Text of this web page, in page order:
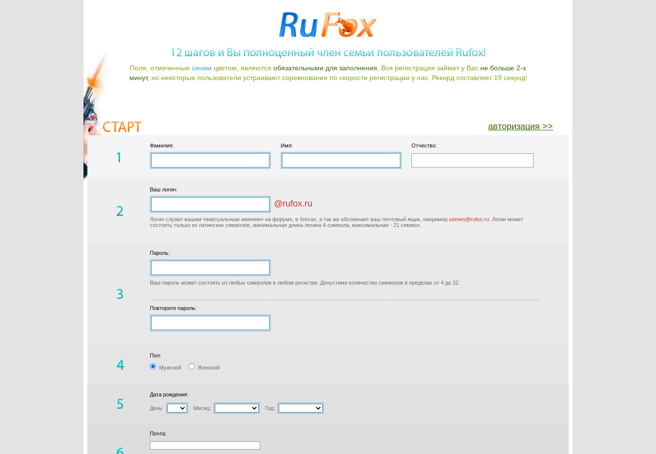
Поля, отмеченные синим цветом, являются обязательными для заполнения. Вся регистрация займет у Вас не больше 2-х
минут, но некоторые пользователи устраивают соревнования по скорости регистрации у нас. Рекорд составляет 19 секунд!
авторизация >>
Фамилия: Имя: Отчество:
Ваш логин:
@rufox.ru
Логин служит вашим «виртуальным именем» на форуме, в блогах, а так же обозначает ваш почтовый ящик, например semen@rufox.ru. Логин может
состоять только из латинских символов, минимальная длина логина 4-символа, максимальная - 21 символ.
Пароль:
Ваш пароль может состоять из любых символов в любом регистре. Допустимо количество символов в пределах от 4 до 32.
Повторите пароль:
Пол:
Мужской Женский
Дата рождения:
День: Месяц: Год:
Почта: